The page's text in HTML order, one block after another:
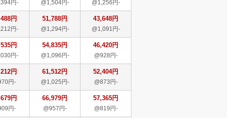
円- @1,504円- @1,256円-
円
円-
51,788円
@1,294円-
43,648円
@1,091円-
円
円-
54,835円
@1,096円-
46,420円
@928円-
円
円-
61,512円
@1,025円-
52,404円
@873円-
円
円-
66,979円
@957円-
57,365円
@819円-